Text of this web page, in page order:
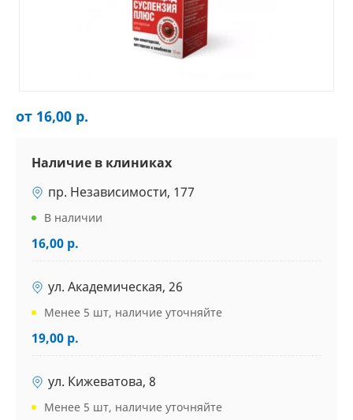
от 16,00 р.
Наличие в клиниках
пр. Независимости, 177
В наличии
16,00 р.
ул. Академическая, 26
Менее 5 шт, наличие уточняйте
19,00 р.
ул. Кижеватова, 8
Менее 5 шт, наличие уточняйте